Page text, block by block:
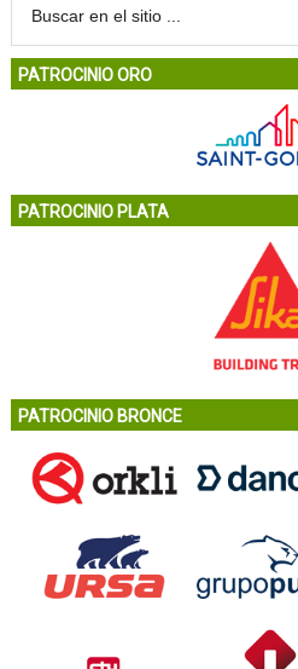
PATROCINIO ORO
PATROCINIO PLATA
PATROCINIO BRONCE